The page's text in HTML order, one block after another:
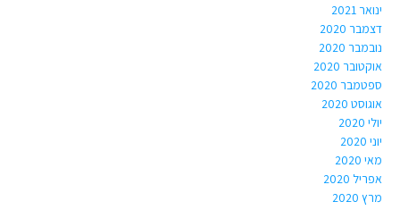
ינואר 2021
דצמבר 2020
נובמבר 2020
אוקטובר 2020
ספטמבר 2020
אוגוסט 2020
יולי 2020
יוני 2020
מאי 2020
אפריל 2020
מרץ 2020